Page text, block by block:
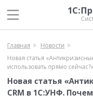
Главная
Новости
Новая статья
использовать прямо сейчас?»
Новая статья
CRM в 1С:УНФ.